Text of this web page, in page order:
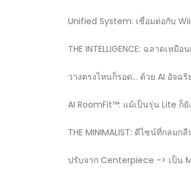
Unified System: เชื่อมต่อกับ
THE INTELLIGENCE: ฉลาดเหมือ
วางตรงไหนก็รอด... ด้วย AI อัจฉริ
AI RoomFit™: แม้เป็นรุ่น Lite ก็
THE MINIMALIST: ดีไซน์ที่กลมกลื
ปรับจาก Centerpiece -> เป็น